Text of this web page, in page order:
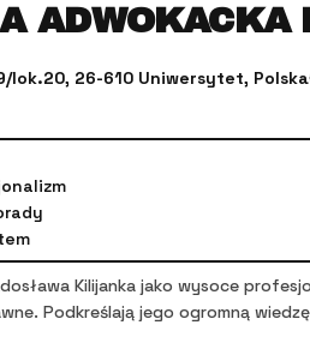
lok.20, 26-610 Uniwersytet, Polska
Kilijanka jako wysoce
Podkreślają jego ogromną